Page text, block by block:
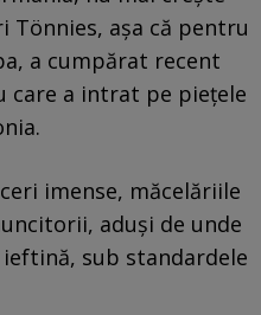
Tönnies, așa că pentru
a cumpărat recent
care a intrat pe piețele
imense, măcelăriile
aduși de unde
sub standardele